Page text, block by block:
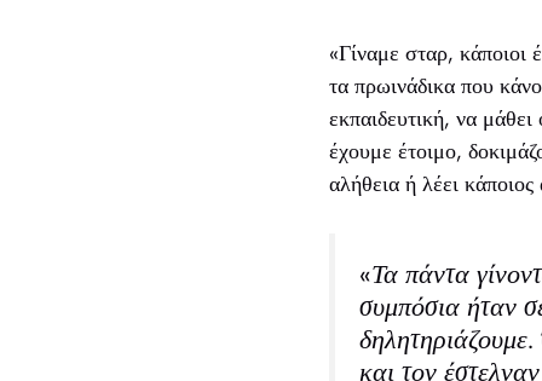
«Γίναμε σταρ, κάποιοι
τα πρωινάδικα που
εκπαιδευτική, να
έχουμε έτοιμο,
αλήθεια ή λέει
«Τα πάντα
συμπόσια ήταν
και τον